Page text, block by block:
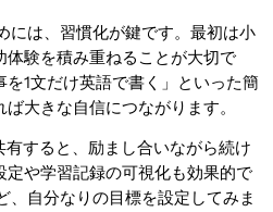
には、習慣化が鍵です。最初は小
体験を積み重ねることが大切で
1文だけ英語で書く」といった簡
大きな自信につながります。
すると、励まし合いながら続け
や学習記録の可視化も効果的で
、自分なりの目標を設定してみま